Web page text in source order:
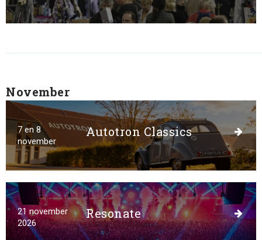
November
7 en 8
november
Autotron Classics
21 november
2026
Resonate